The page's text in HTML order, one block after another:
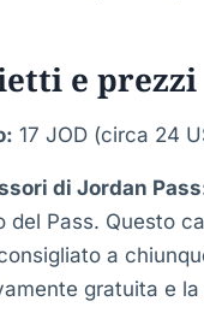
e prezzi
17 JOD (circa 24
di Jordan
del Pass. Questo
a
gratuita e